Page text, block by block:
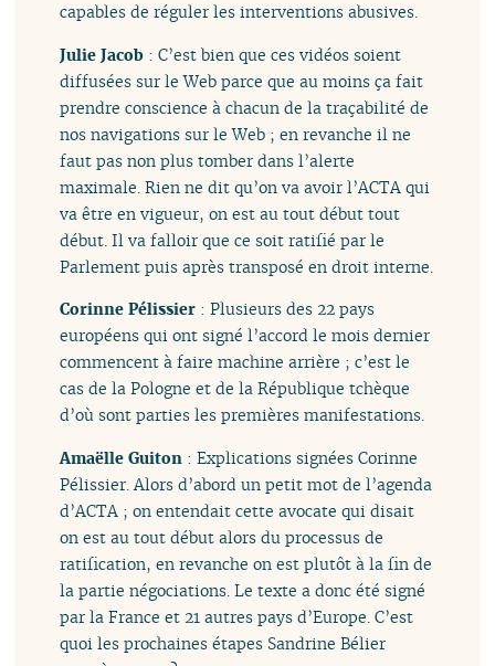
capables de réguler les interventions abusives.
Julie Jacob : C’est bien que ces vidéos soient
diffusées sur le Web parce que au moins ça fait
prendre conscience à chacun de la traçabilité de
nos navigations sur le Web ; en revanche il ne
faut pas non plus tomber dans l’alerte
maximale. Rien ne dit qu’on va avoir l’ACTA qui
va être en vigueur, on est au tout début tout
début. Il va falloir que ce soit ratifié par le
Parlement puis après transposé en droit interne.
Corinne Pélissier : Plusieurs des 22 pays
européens qui ont signé l’accord le mois dernier
commencent à faire machine arrière ; c’est le
cas de la Pologne et de la République tchèque
d’où sont parties les premières manifestations.
Amaëlle Guiton : Explications signées Corinne
Pélissier. Alors d’abord un petit mot de l’agenda
d’ACTA ; on entendait cette avocate qui disait
on est au tout début alors du processus de
ratification, en revanche on est plutôt à la fin de
la partie négociations. Le texte a donc été signé
par la France et 21 autres pays d’Europe. C’est
quoi les prochaines étapes Sandrine Bélier